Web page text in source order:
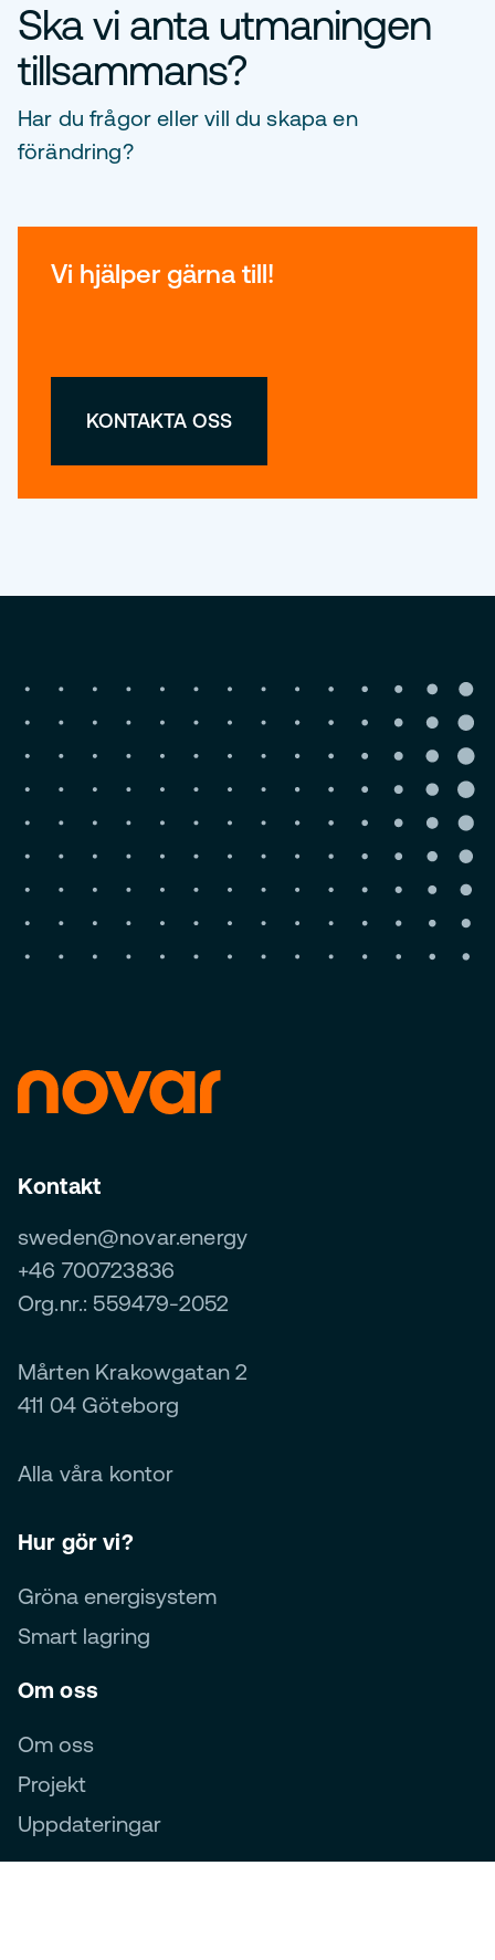
Ska vi anta utmaningen
tillsammans?
Har du frågor eller vill du skapa en
förändring?
Vi hjälper gärna till!
KONTAKTA OSS
Kontakt
sweden@novar.energy
+46 700723836
Org.nr.: 559479-2052
Mårten Krakowgatan 2
411 04 Göteborg
Alla våra kontor
Hur gör vi?
Gröna energisystem
Smart lagring
Om oss
Om oss
Projekt
Uppdateringar